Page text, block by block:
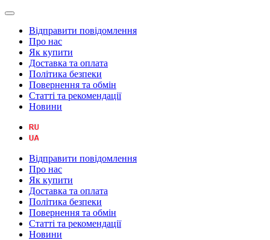
Відправити повідомлення
Про нас
Як купити
Доставка та оплата
Політика безпеки
Повернення та обмін
Статті та рекомендації
Новини
Відправити повідомлення
Про нас
Як купити
Доставка та оплата
Політика безпеки
Повернення та обмін
Статті та рекомендації
Новини